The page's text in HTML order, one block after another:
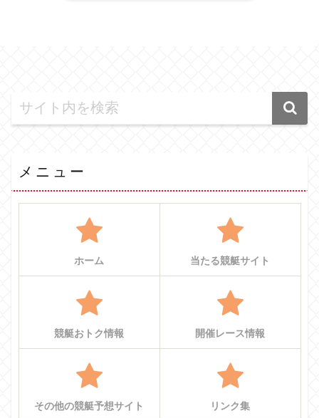
メニュー
ホーム 当たる競艇サイト
競艇おトク情報 開催レース情報
その他の競艇予想サイト リンク集